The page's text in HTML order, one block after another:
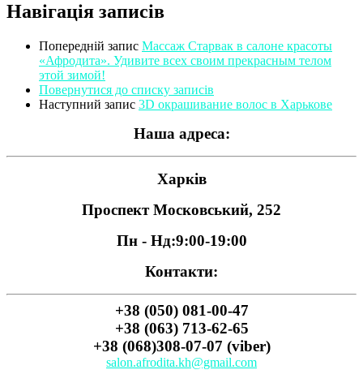
Навігація записів
Попередній запис Массаж Старвак в салоне красоты
«Афродита». Удивите всех своим прекрасным телом
этой зимой!
Повернутися до списку записів
Наступний запис 3D окрашивание волос в Харькове
Наша адреса:
Харків
Проспект Московський, 252
Пн - Нд:9:00-19:00
Контакти:
+38 (050) 081-00-47
+38 (063) 713-62-65
+38 (068)308-07-07 (viber)
salon.afrodita.kh@gmail.com